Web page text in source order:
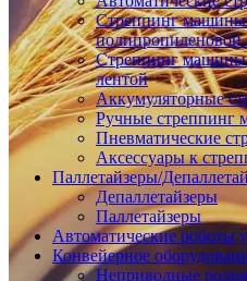
Стреппинг машины
полипропиленовой
Стреппинг машины
лентой
Аккумуляторные
Ручные стреппинг
Пневматические
Аксессуары к
Паллетайзеры/
Депаллетайзеры
Паллетайзеры
Автоматические роботы
Конвейерное
Неприводные